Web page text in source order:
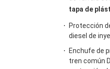
tapa de
Protección
diesel de
Enchufe de
tren común